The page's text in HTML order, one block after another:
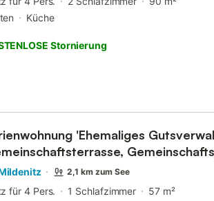
Küche
Stornierung
'Ehemaliges
2,1 km zum See
für 4 Pers. 1 Schlafzimmer
57 m²